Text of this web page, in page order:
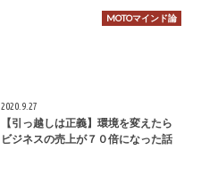
MOTOマインド論
2020.9.27
【引っ越しは正義】環境を変えたら
ビジネスの売上が７０倍になった話